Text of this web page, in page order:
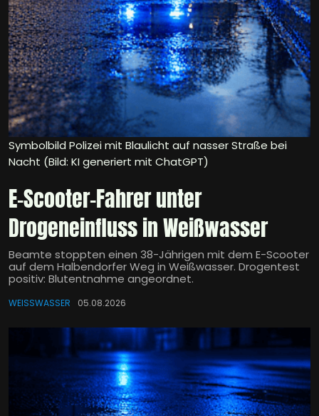
Symbolbild Polizei mit Blaulicht auf nasser Straße bei
Nacht (Bild: KI generiert mit ChatGPT)
E-Scooter-Fahrer unter
Drogeneinfluss in Weißwasser
Beamte stoppten einen 38-Jährigen mit dem E-Scooter
auf dem Halbendorfer Weg in Weißwasser. Drogentest
positiv: Blutentnahme angeordnet.
WEISSWASSER 05.08.2026